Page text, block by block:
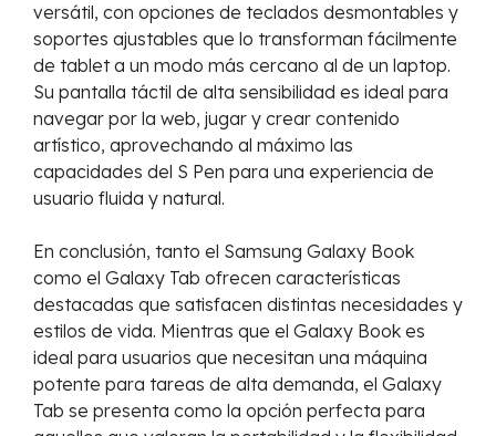
versátil, con opciones de teclados desmontables y
soportes ajustables que lo transforman fácilmente
de tablet a un modo más cercano al de un laptop.
Su pantalla táctil de alta sensibilidad es ideal para
navegar por la web, jugar y crear contenido
artístico, aprovechando al máximo las
capacidades del S Pen para una experiencia de
usuario fluida y natural.
En conclusión, tanto el Samsung Galaxy Book
como el Galaxy Tab ofrecen características
destacadas que satisfacen distintas necesidades y
estilos de vida. Mientras que el Galaxy Book es
ideal para usuarios que necesitan una máquina
potente para tareas de alta demanda, el Galaxy
Tab se presenta como la opción perfecta para